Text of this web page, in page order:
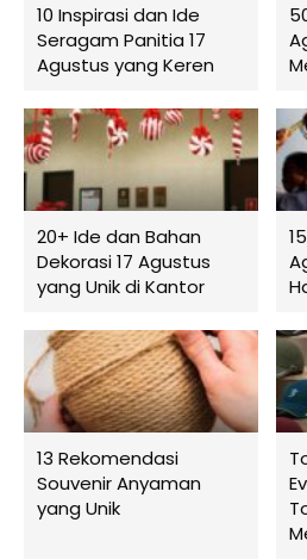
10 Inspirasi dan Ide
Seragam Panitia 17
Agustus yang Keren
20+ Ide dan Bahan
Dekorasi 17 Agustus
yang Unik di Kantor
13 Rekomendasi
Souvenir Anyaman
yang Unik